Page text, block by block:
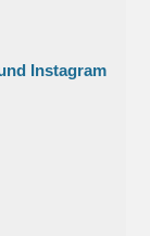
Instagram